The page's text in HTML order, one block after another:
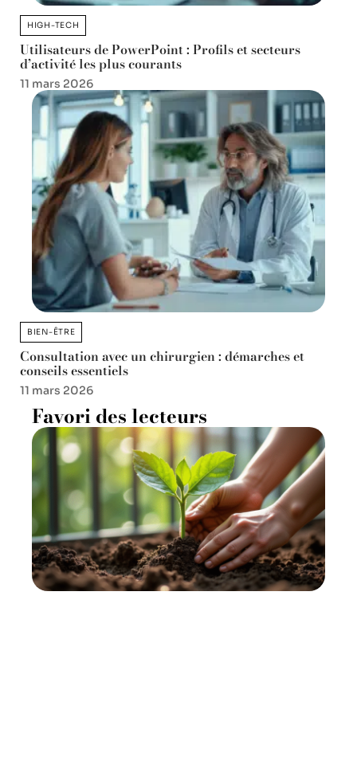
HIGH-TECH
Utilisateurs de PowerPoint : Profils et secteurs
d’activité les plus courants
11 mars 2026
BIEN-ÊTRE
Consultation avec un chirurgien : démarches et
conseils essentiels
11 mars 2026
Favori des lecteurs